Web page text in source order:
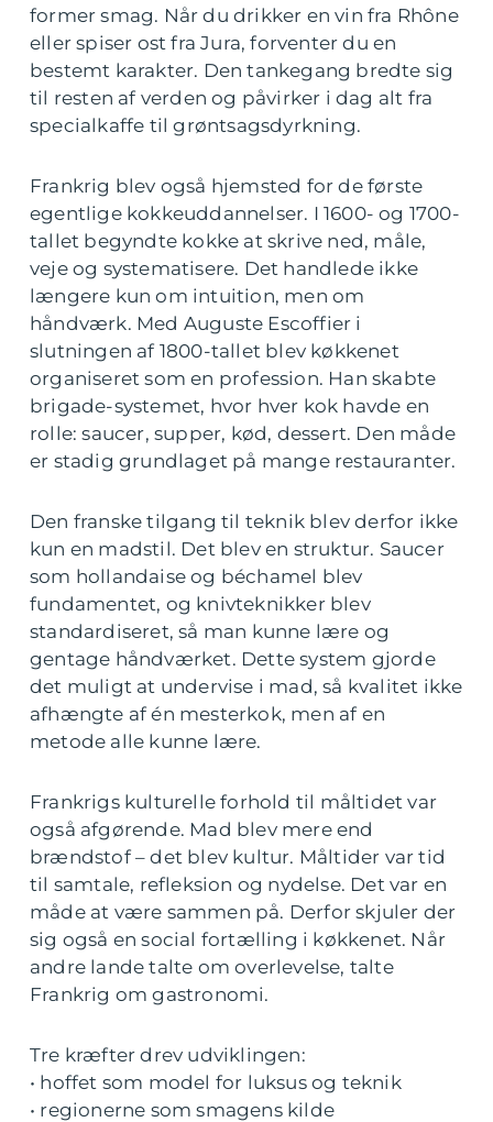
former smag. Når du drikker en vin fra Rhône
eller spiser ost fra Jura, forventer du en
bestemt karakter. Den tankegang bredte sig
til resten af verden og påvirker i dag alt fra
specialkaffe til grøntsagsdyrkning.
Frankrig blev også hjemsted for de første
egentlige kokkeuddannelser. I 1600- og 1700-
tallet begyndte kokke at skrive ned, måle,
veje og systematisere. Det handlede ikke
længere kun om intuition, men om
håndværk. Med Auguste Escoffier i
slutningen af 1800-tallet blev køkkenet
organiseret som en profession. Han skabte
brigade-systemet, hvor hver kok havde en
rolle: saucer, supper, kød, dessert. Den måde
er stadig grundlaget på mange restauranter.
Den franske tilgang til teknik blev derfor ikke
kun en madstil. Det blev en struktur. Saucer
som hollandaise og béchamel blev
fundamentet, og knivteknikker blev
standardiseret, så man kunne lære og
gentage håndværket. Dette system gjorde
det muligt at undervise i mad, så kvalitet ikke
afhængte af én mesterkok, men af en
metode alle kunne lære.
Frankrigs kulturelle forhold til måltidet var
også afgørende. Mad blev mere end
brændstof – det blev kultur. Måltider var tid
til samtale, refleksion og nydelse. Det var en
måde at være sammen på. Derfor skjuler der
sig også en social fortælling i køkkenet. Når
andre lande talte om overlevelse, talte
Frankrig om gastronomi.
Tre kræfter drev udviklingen:
• hoffet som model for luksus og teknik
• regionerne som smagens kilde